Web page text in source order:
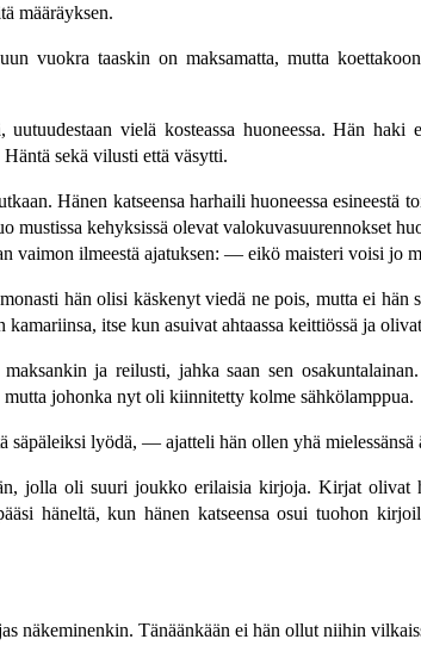
määräyksen.
vuokra taaskin on maksamatta, mutta
vielä kosteassa huoneessa. Hän haki
sekä vilusti että väsytti.
Hänen katseensa harhaili huoneessa esineestä
kehyksissä olevat valokuvasuurennokset
vaimon ilmeestä ajatuksen: — eikö maisteri voisi jo
hän olisi käskenyt viedä ne pois, mutta ei hän
itse kun asuivat ahtaassa keittiössä ja
ja reilusti, jahka saan sen
johonka nyt oli kiinnitetty kolme sähkölamppua.
lyödä, — ajatteli hän ollen yhä mielessänsä
jolla oli suuri joukko erilaisia kirjoja. Kirjat olivat
häneltä, kun hänen katseensa osui tuohon
näkeminenkin. Tänäänkään ei hän ollut niihin